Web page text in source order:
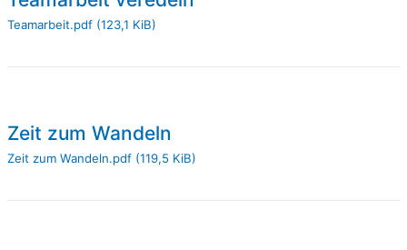
Teamarbeit.pdf (123,1 KiB)
Zeit zum Wandeln
Zeit zum Wandeln.pdf (119,5 KiB)